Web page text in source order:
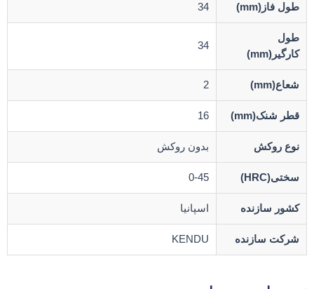
طول فاز(mm) 34
طول
کارگیر(mm)
34
شعاع(mm) 2
قطر شنک(mm) 16
نوع روکش بدون روکش
سختی(HRC) 0-45
کشور سازنده اسپانیا
شرکت سازنده KENDU